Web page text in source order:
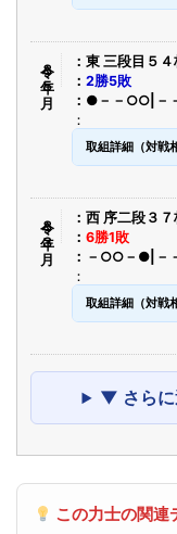
令８年５月 東 三段目５４
2勝5敗
●－－○○|－
取組詳細（対戦
令８年３月 西 序二段３７
6勝1敗
－○○－●|－
取組詳細（対戦
▼ さらに
この力士の関連